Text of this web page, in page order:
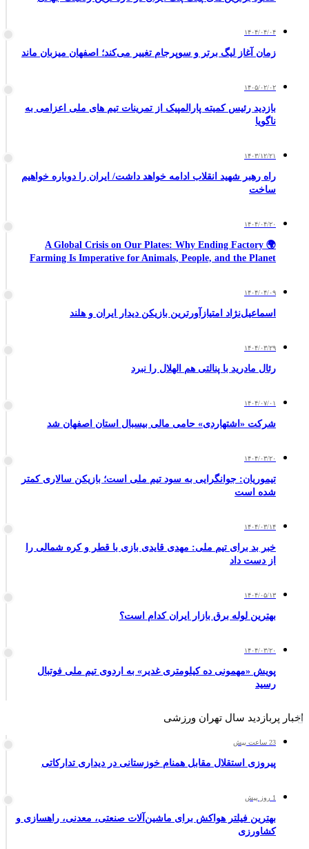
۱۴۰۴/۰۴/۰۴
زمان آغاز لیگ برتر و سوپرجام تغییر می‌کند؛ اصفهان میزبان ماند
۱۴۰۵/۰۲/۰۲
بازدید رئیس کمیته پارالمپیک از تمرینات تیم های ملی اعزامی به
ناگویا
۱۴۰۳/۱۲/۲۱
راه رهبر شهید انقلاب ادامه خواهد داشت/ ایران را دوباره خواهیم
ساخت
۱۴۰۴/۰۴/۲۰
🌍 A Global Crisis on Our Plates: Why Ending Factory
Farming Is Imperative for Animals, People, and the Planet
۱۴۰۴/۰۴/۰۹
اسماعیل‌نژاد امتیازآورترین بازیکن دیدار ایران و هلند
۱۴۰۴/۰۳/۲۹
رئال مادرید با پنالتی هم الهلال را نبرد
۱۴۰۴/۰۷/۰۱
شرکت «اشتهاردی» حامی مالی بیسبال استان اصفهان شد
۱۴۰۴/۰۳/۲۰
تیموریان: جوانگرایی به سود تیم ملی است؛ بازیکن سالاری کمتر
شده است
۱۴۰۴/۰۳/۱۴
خبر بد برای تیم ملی: مهدی قایدی بازی با قطر و کره شمالی را
از دست داد
۱۴۰۴/۰۵/۱۳
بهترین لوله برق بازار ایران کدام است؟
۱۴۰۴/۰۳/۲۰
پویش «مهمونی ده کیلومتری غدیر» به اردوی تیم ملی فوتبال
رسید
اخبار پربازدید سال تهران ورزشی
23 ساعت پیش
پیروزی استقلال مقابل همنام خوزستانی در دیداری تدارکاتی
1 روز پیش
بهترین فیلتر هواکش برای ماشین‌آلات صنعتی، معدنی، راهسازی و
کشاورزی